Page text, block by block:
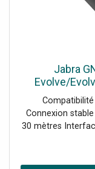
Jabra
Evolve/
connecteur
Teams
Connexion
30 mètres